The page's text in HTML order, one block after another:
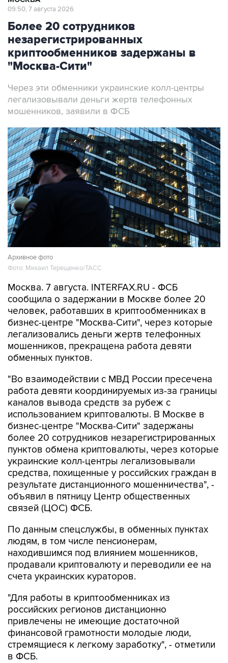
09:50, 7 августа 2026
Более 20 сотрудников
незарегистрированных
криптообменников задержаны в
"Москва-Сити"
Через эти обменники украинские колл-центры
легализовывали деньги жертв телефонных
мошенников, заявили в ФСБ
Архивное фото
Фото: Михаил Терещенко/ТАСС
Москва. 7 августа. INTERFAX.RU - ФСБ
сообщила о задержании в Москве более 20
человек, работавших в криптообменниках в
бизнес-центре "Москва-Сити", через которые
легализовались деньги жертв телефонных
мошенников, прекращена работа девяти
обменных пунктов.
"Во взаимодействии с МВД России пресечена
работа девяти координируемых из-за границы
каналов вывода средств за рубеж с
использованием криптовалюты. В Москве в
бизнес-центре "Москва-Сити" задержаны
более 20 сотрудников незарегистрированных
пунктов обмена криптовалюты, через которые
украинские колл-центры легализовывали
средства, похищенные у российских граждан в
результате дистанционного мошенничества", -
объявил в пятницу Центр общественных
связей (ЦОС) ФСБ.
По данным спецслужбы, в обменных пунктах
людям, в том числе пенсионерам,
находившимся под влиянием мошенников,
продавали криптовалюту и переводили ее на
счета украинских кураторов.
"Для работы в криптообменниках из
российских регионов дистанционно
привлечены не имеющие достаточной
финансовой грамотности молодые люди,
стремящиеся к легкому заработку", - отметили
в ФСБ.